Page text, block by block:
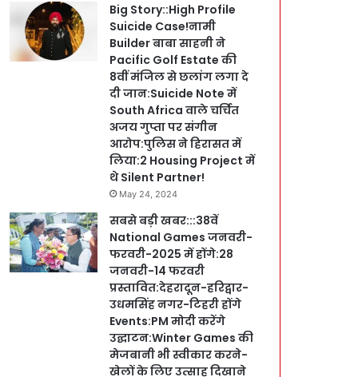
Big Story::High Profile
Suicide Case!नामी
Builder बाबा साहनी ने
Pacific Golf Estate की
8वीं मंजिल से छलांग लगा दे
दी जान:Suicide Note में
South Africa वाले चर्चित
अजय गुप्ता पर संगीन
आरोप:पुलिस ने हिरासत में
लिया:2 Housing Project में
थे Silent Partner!
May 24, 2024
सबसे बड़ी खबर:::38वें
National Games जनवरी-
फरवरी-2025 में होंगे:28
जनवरी-14 फरवरी
प्रस्तावित:देहरादून-हरिद्वार-
उधमसिंह नगर-टिहरी होंगे
Events:PM मोदी करेंगे
उद्घाटन:Winter Games की
मेजबानी भी स्वीकार करने-
खेलों के लिए उत्साह दिखाने